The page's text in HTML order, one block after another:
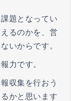
題となってい
るのかを、営
いからです。
力です。
収集を行おう
かと思います